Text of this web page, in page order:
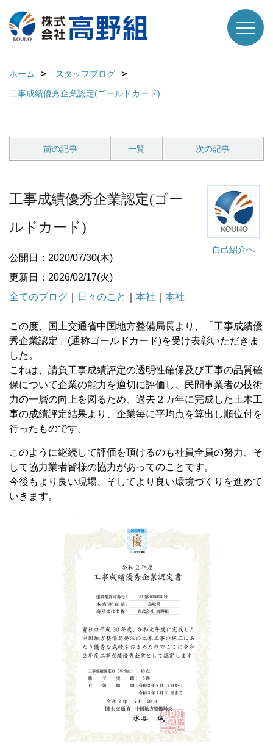
ホーム
スタッフブログ
工事成績優秀企業認定(ゴールドカード)
前の記事 一覧 次の記事
自己紹介へ
工事成績優秀企業認定(ゴー
ルドカード)
公開日：2020/07/30(木)
更新日：2026/02/17(火)
全てのブログ
日々のこと 本社 本社
この度、国土交通省中国地方整備局長より、「工事成績優
秀企業認定」(通称ゴールドカード)を受け表彰いただきま
した。
これは、請負工事成績評定の透明性確保及び工事の品質確
保について企業の能力を適切に評価し、民間事業者の技術
力の一層の向上を図るため、過去２カ年に完成した土木工
事の成績評定結果より、企業毎に平均点を算出し順位付を
行ったものです。
このように継続して評価を頂けるのも社員全員の努力、そ
して協力業者皆様の協力があってのことです。
今後もより良い現場、そしてより良い環境づくりを進めて
いきます。